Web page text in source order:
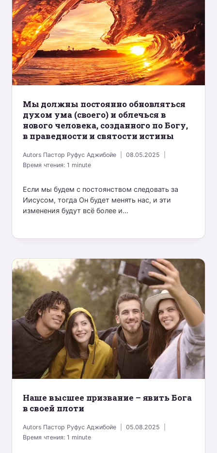
Mы должны постоянно обновляться
духом ума (своего) и облечься в
нового человека, созданного по Богу,
в праведности и святости истины
Autors Пастор Руфус Аджибойе
08.05.2025
Время чтения:1 minute
Если мы будем с постоянством следовать за
Иисусом, тогда Он будет менять нас, и эти
изменения будут всё более и...
Наше высшее призвание – явить Бога
в своей плоти
Autors Пастор Руфус Аджибойе
05.08.2025
Время чтения:1 minute